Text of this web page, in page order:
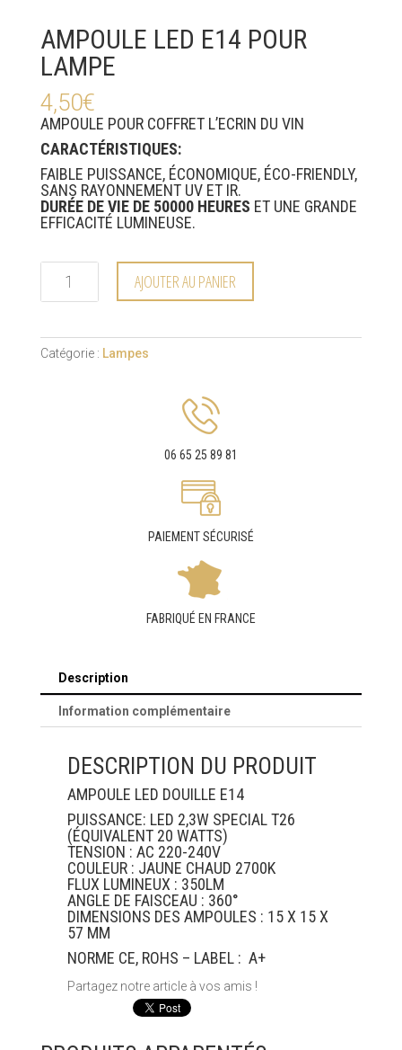
AMPOULE LED E14 POUR
LAMPE
4,50€
AMPOULE POUR COFFRET L’ECRIN DU VIN
CARACTÉRISTIQUES:
FAIBLE PUISSANCE, ÉCONOMIQUE, ÉCO-FRIENDLY,
SANS RAYONNEMENT UV ET IR.
DURÉE DE VIE DE 50000 HEURES ET UNE GRANDE
EFFICACITÉ LUMINEUSE.
AJOUTER AU PANIER
Catégorie : Lampes
06 65 25 89 81
PAIEMENT SÉCURISÉ
FABRIQUÉ EN FRANCE
Description
Information complémentaire
DESCRIPTION DU PRODUIT
AMPOULE LED DOUILLE E14
PUISSANCE: LED 2,3W SPECIAL T26
(ÉQUIVALENT 20 WATTS)
TENSION : AC 220-240V
COULEUR : JAUNE CHAUD 2700K
FLUX LUMINEUX : 350LM
ANGLE DE FAISCEAU : 360°
DIMENSIONS DES AMPOULES : 15 X 15 X
57 MM
NORME CE, ROHS – LABEL : A+
Partagez notre article à vos amis !